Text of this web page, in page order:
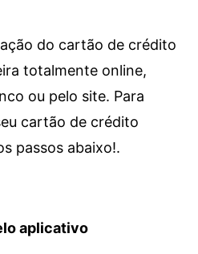
do cartão de crédito
totalmente online,
ou pelo site. Para
cartão de crédito
passos abaixo!.
aplicativo